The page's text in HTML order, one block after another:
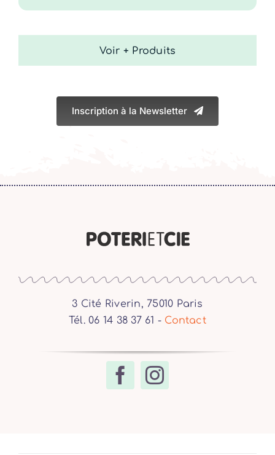
Voir + Produits
Inscription à la Newsletter
3 Cité Riverin, 75010 Paris
Tél. 06 14 38 37 61 - Contact